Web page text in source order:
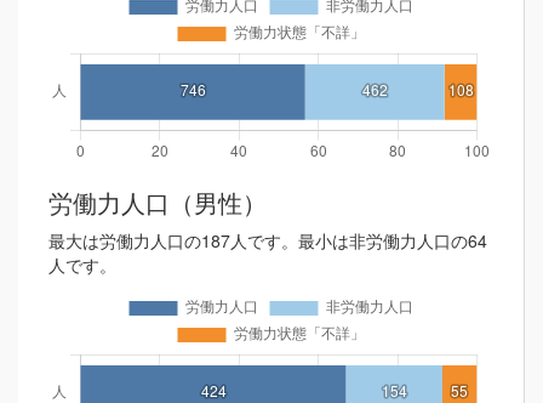
労働力人口（男性）
最大は労働力人口の187人です。最小は非労働力人口の64
人です。